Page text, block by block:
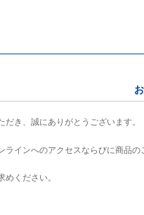
き、誠にありがとうございます。
インへのアクセスならびに商品の
ください。